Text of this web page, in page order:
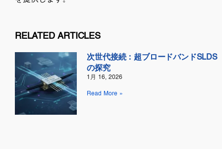
RELATED ARTICLES
次世代接続：超ブロードバンドSLDS
の探究
1月 16, 2026
Read More »